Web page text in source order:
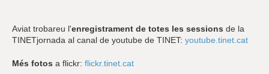
Aviat trobareu l'enregistrament de totes les sessions de la
TINETjornada al canal de youtube de TINET: youtube.tinet.cat
Més fotos a flickr: flickr.tinet.cat